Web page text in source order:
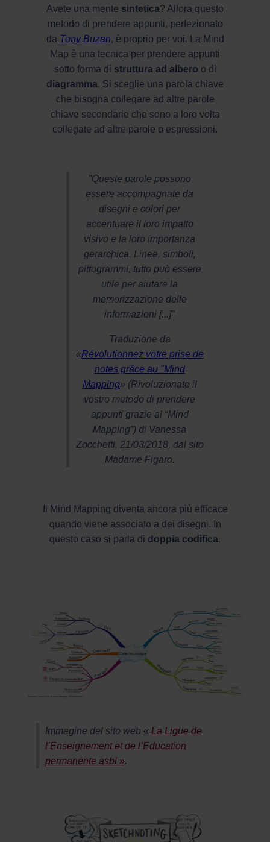
Avete una mente sintetica? Allora questo
metodo di prendere appunti, perfezionato
da Tony Buzan, è proprio per voi. La Mind
Map è una tecnica per prendere appunti
sotto forma di struttura ad albero o di
diagramma. Si sceglie una parola chiave
che bisogna collegare ad altre parole
chiave secondarie che sono a loro volta
collegate ad altre parole o espressioni.
"Queste parole possono
essere accompagnate da
disegni e colori per
accentuare il loro impatto
visivo e la loro importanza
gerarchica. Linee, simboli,
pittogrammi, tutto può essere
utile per aiutare la
memorizzazione delle
informazioni [...]"
Traduzione da
«Révolutionnez votre prise de
notes grâce au "Mind
Mapping» (Rivoluzionate il
vostro metodo di prendere
appunti grazie al “Mind
Mapping”) di Vanessa
Zocchetti, 21/03/2018, dal sito
Madame Figaro.
Il Mind Mapping diventa ancora più efficace
quando viene associato a dei disegni. In
questo caso si parla di doppia codifica.
Immagine del sito web « La Ligue de
l’Enseignement et de l’Education
permanente asbl ».